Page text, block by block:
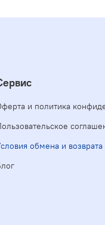
и политика
обмена и возврата